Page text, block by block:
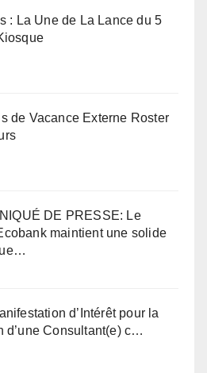
: La Une de La Lance du 5
de Vacance Externe Roster
DE PRESSE: Le
maintient une solide
d’Intérêt pour la
d’une Consultant(e) c…